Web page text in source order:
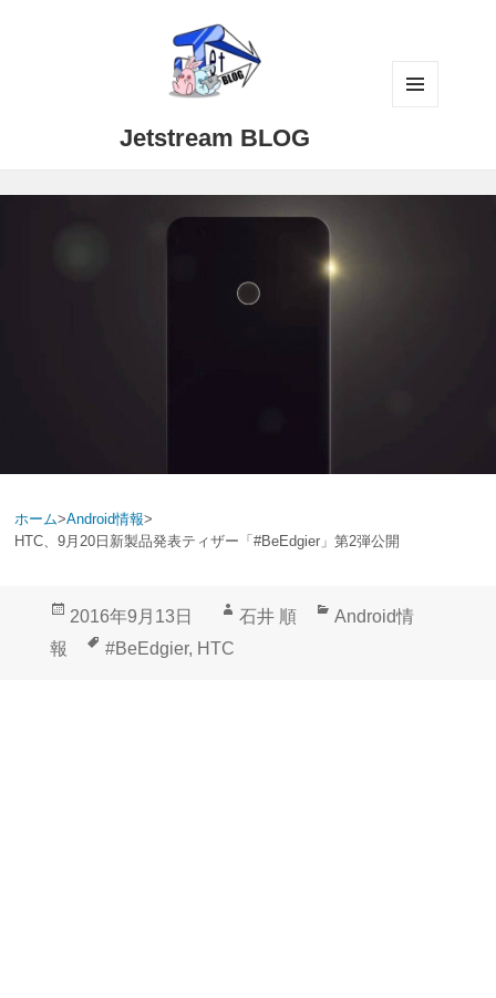
Jetstream BLOG
ホーム>Android情報>
HTC、9月20日新製品発表ティザー「#BeEdgier」第2弾公開
投
2016年9月13日
作
石井 順
カ
Android情
報
タ
#BeEdgier, HTC